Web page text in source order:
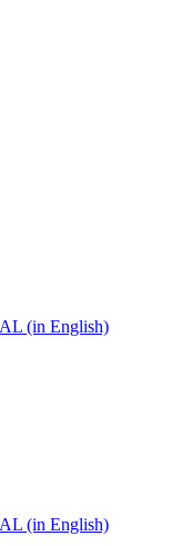
(in English)
(in English)